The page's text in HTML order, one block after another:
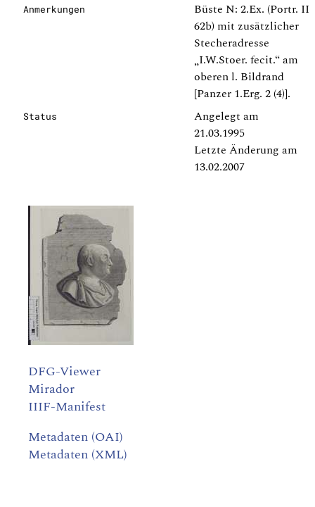
Anmerkungen
Büste N: 2.Ex. (Portr. II
62b) mit zusätzlicher
Stecheradresse
„I.W.Stoer. fecit.“ am
oberen l. Bildrand
[Panzer 1.Erg. 2 (4)].
Status
Angelegt am
21.03.1995
Letzte Änderung am
13.02.2007
DFG-Viewer
Mirador
IIIF-Manifest
Metadaten (OAI)
Metadaten (XML)